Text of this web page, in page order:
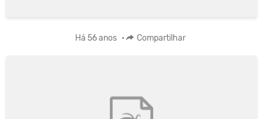
Há 56 anos • Compartilhar